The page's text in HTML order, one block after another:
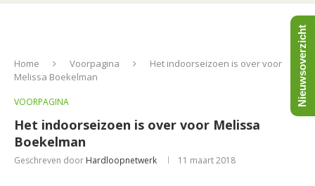
Home Voorpagina
Het indoorseizoen is over voor
Melissa Boekelman
VOORPAGINA
Het indoorseizoen is over voor Melissa
Boekelman
Geschreven door Hardloopnetwerk 11 maart 2018
Nieuwsoverzicht